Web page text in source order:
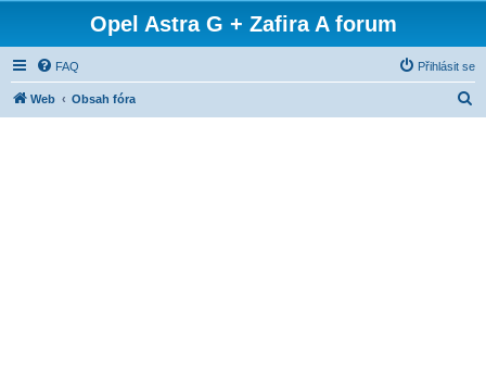
Opel Astra G + Zafira A forum
FAQ Přihlásit se
Web Obsah fóra